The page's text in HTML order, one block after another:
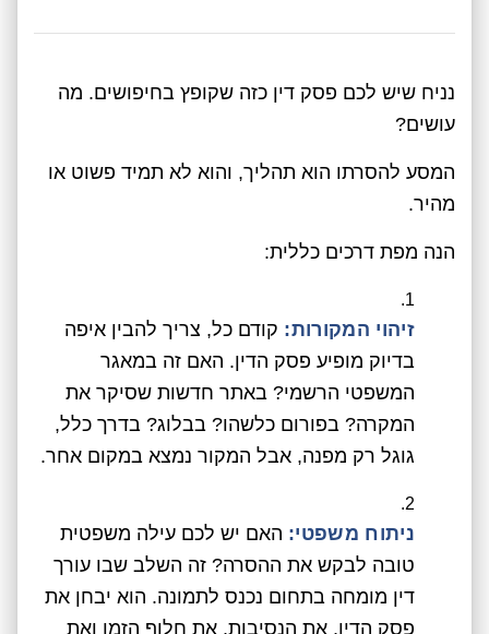
נניח שיש לכם פסק דין כזה שקופץ בחיפושים. מה
עושים?
המסע להסרתו הוא תהליך, והוא לא תמיד פשוט או
מהיר.
הנה מפת דרכים כללית:
זיהוי המקורות: קודם כל, צריך להבין איפה
בדיוק מופיע פסק הדין. האם זה במאגר
המשפטי הרשמי? באתר חדשות שסיקר את
המקרה? בפורום כלשהו? בבלוג? בדרך כלל,
גוגל רק מפנה, אבל המקור נמצא במקום אחר.
ניתוח משפטי: האם יש לכם עילה משפטית
טובה לבקש את ההסרה? זה השלב שבו עורך
דין מומחה בתחום נכנס לתמונה. הוא יבחן את
פסק הדין, את הנסיבות, את חלוף הזמן ואת